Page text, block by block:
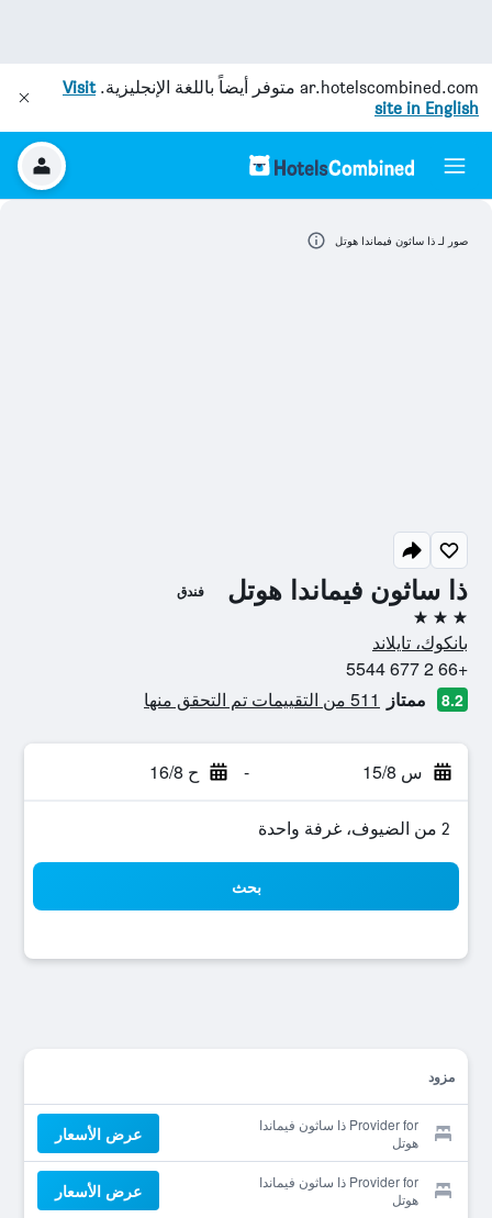
ar.hotelscombined.com متوفر أيضاً باللغة الإنجليزية.Visit
site in English
ذا ساثون فيماندا هوتل فندق
3 نجوم
بانكوك، تايلاند
+66 2 677 5544
8.2 ممتاز 511 من التقييمات تم التحقق منها
س 15/8 - ح 16/8
2 من الضيوف، غرفة واحدة
بحث
مزود
Provider for ذا ساثون فيماندا
هوتل
عرض الأسعار
Provider for ذا ساثون فيماندا
هوتل
عرض الأسعار
صور لـ ذا ساثون فيماندا هوتل